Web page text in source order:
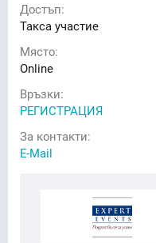
Достъп:
Такса участие
Място:
Online
Връзки:
РЕГИСТРАЦИЯ
За контакти:
E-Mail